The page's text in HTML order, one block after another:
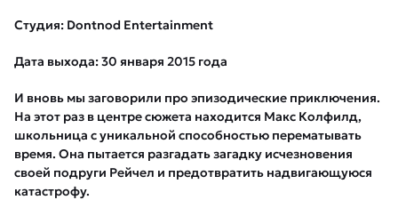
Студия: Dontnod Entertainment
Дата выхода: 30 января 2015 года
И вновь мы заговорили про эпизодические приключения.
На этот раз в центре сюжета находится Макс Колфилд,
школьница с уникальной способностью перематывать
время. Она пытается разгадать загадку исчезновения
своей подруги Рейчел и предотвратить надвигающуюся
катастрофу.